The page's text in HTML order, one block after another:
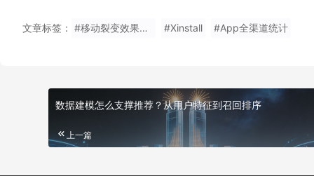
文章标签： #移动裂变效果统计免费使用 #Xinstall #App全渠道统计
数据建模怎么支撑推荐？从用户特征到召回排序
上一篇